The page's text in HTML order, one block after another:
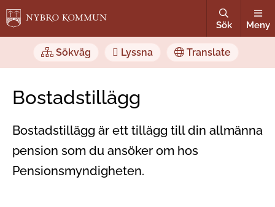
Sök Meny
Sökväg Lyssna Translate
Bostadstillägg
Bostadstillägg är ett tillägg till din allmänna
pension som du ansöker om hos
Pensionsmyndigheten.